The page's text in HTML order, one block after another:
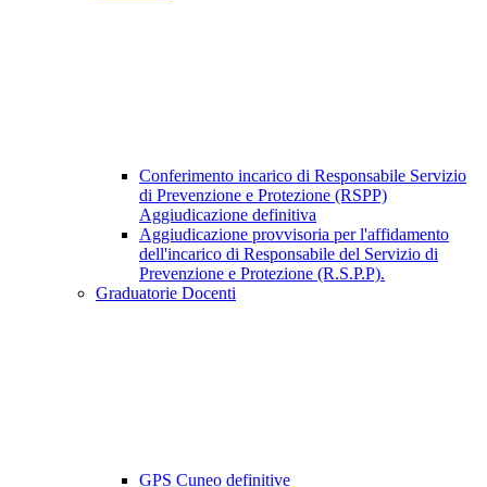
Conferimento incarico di Responsabile Servizio
di Prevenzione e Protezione (RSPP)
Aggiudicazione definitiva
Aggiudicazione provvisoria per l'affidamento
dell'incarico di Responsabile del Servizio di
Prevenzione e Protezione (R.S.P.P).
Graduatorie Docenti
GPS Cuneo definitive